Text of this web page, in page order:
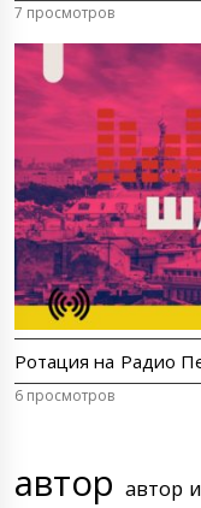
7 просмотров
Ротация на Радио
6 просмотров
автор автор